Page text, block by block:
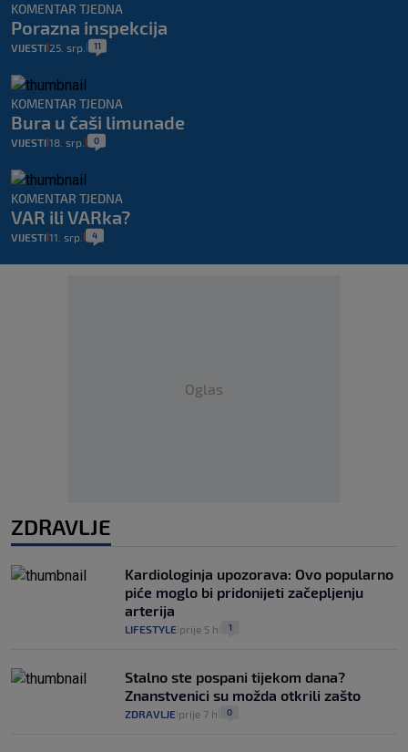
KOMENTAR TJEDNA
Porazna inspekcija
VIJESTI 25. srp. 11
KOMENTAR TJEDNA
Bura u čaši limunade
VIJESTI 18. srp. 0
KOMENTAR TJEDNA
VAR ili VARka?
VIJESTI 11. srp. 4
Oglas
ZDRAVLJE
Kardiologinja upozorava: Ovo popularno
piće moglo bi pridonijeti začepljenju
arterija
LIFESTYLE prije 5 h 1
Stalno ste pospani tijekom dana?
Znanstvenici su možda otkrili zašto
ZDRAVLJE prije 7 h 0